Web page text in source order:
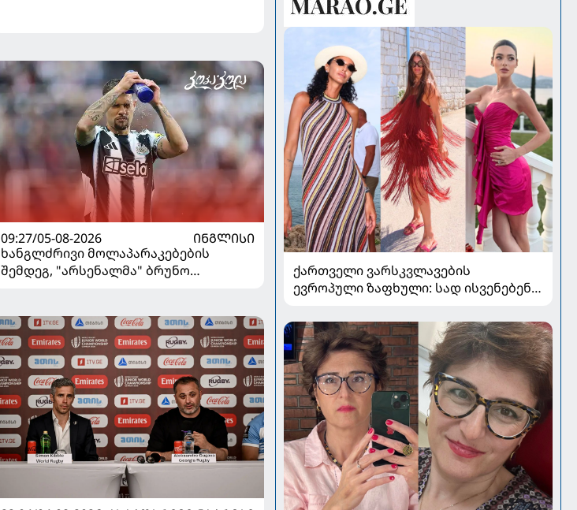
09:27/05-08-2026
ᲘᲜᲒᲚᲘᲡᲘ
ხანგლძრივი მოლაპარაკებების
შემდეგ, "არსენალმა" ბრუნო
ქართველი ვარსკვლავების
ევროპული ზაფხული: სად ისვენებენ